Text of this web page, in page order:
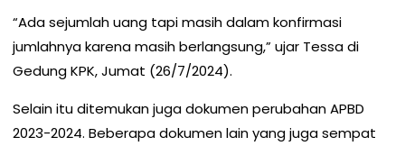
“Ada sejumlah uang tapi masih dalam konfirmasi
jumlahnya karena masih berlangsung,” ujar Tessa di
Gedung KPK, Jumat (26/7/2024).
Selain itu ditemukan juga dokumen perubahan APBD
2023-2024. Beberapa dokumen lain yang juga sempat